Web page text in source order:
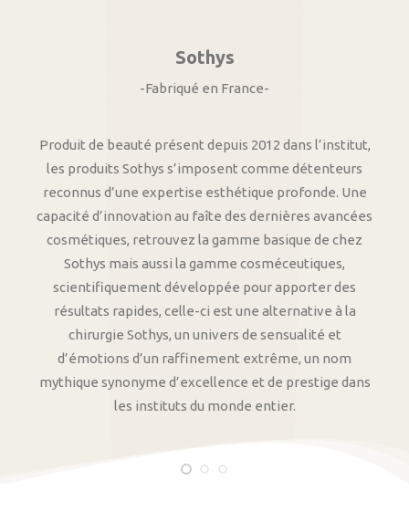
Sothys
-Fabriqué en France-
Produit de beauté présent depuis 2012 dans l’institut,
les produits Sothys s’imposent comme détenteurs
reconnus d’une expertise esthétique profonde. Une
capacité d’innovation au faîte des dernières avancées
cosmétiques, retrouvez la gamme basique de chez
Sothys mais aussi la gamme cosméceutiques,
scientifiquement développée pour apporter des
résultats rapides, celle-ci est une alternative à la
chirurgie Sothys, un univers de sensualité et
d’émotions d’un raffinement extrême, un nom
mythique synonyme d’excellence et de prestige dans
les instituts du monde entier.